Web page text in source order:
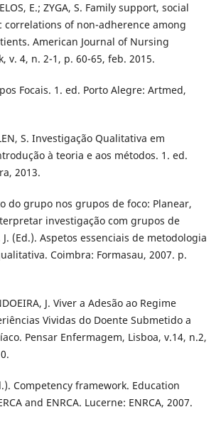
E.; ZYGA, S. Family support, social
correlations of non-adherence among
American Journal of Nursing
v. 4, n. 2-1, p. 60-65, feb. 2015.
Focais. 1. ed. Porto Alegre: Artmed,
S. Investigação Qualitativa em
à teoria e aos métodos. 1. ed.
2013.
do grupo nos grupos de foco: Planear,
investigação com grupos de
J. (Ed.). Aspetos essenciais de metodologia
Coimbra: Formasau, 2007. p.
J. Viver a Adesão ao Regime
Vividas do Doente Submetido a
Pensar Enfermagem, Lisboa, v.14, n.2,
Competency framework. Education
and ENRCA. Lucerne: ENRCA, 2007.